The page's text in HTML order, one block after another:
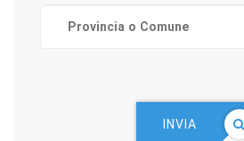
INVIA